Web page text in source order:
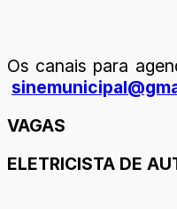
Os canais para
VAGAS
ELETRICISTA DE